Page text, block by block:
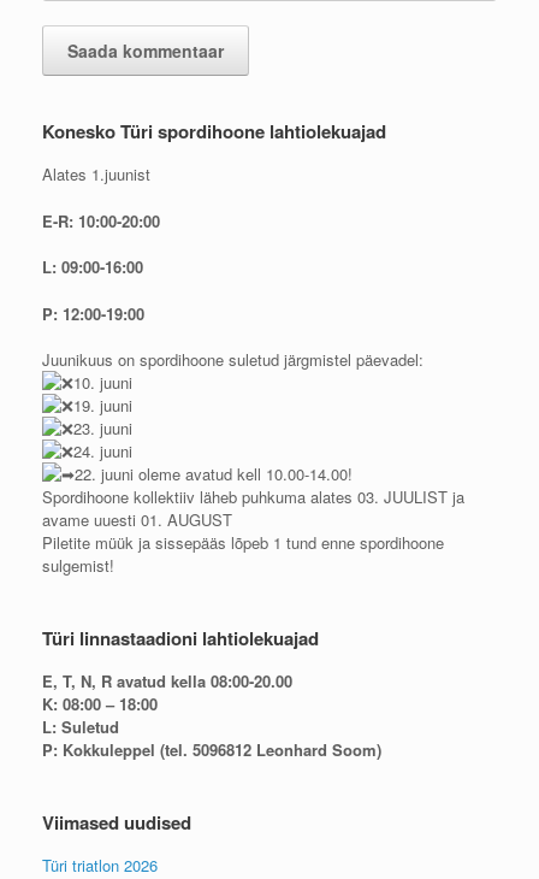
Konesko Türi spordihoone lahtiolekuajad
Alates 1.juunist
E-R: 10:00-20:00
L: 09:00-16:00
P: 12:00-19:00
Juunikuus on spordihoone suletud järgmistel päevadel:
10. juuni
19. juuni
23. juuni
24. juuni
22. juuni oleme avatud kell 10.00-14.00!
Spordihoone kollektiiv läheb puhkuma alates 03. JUULIST ja
avame uuesti 01. AUGUST
Piletite müük ja sissepääs lõpeb 1 tund enne spordihoone
sulgemist!
Türi linnastaadioni lahtiolekuajad
E, T, N, R avatud kella 08:00-20.00
K: 08:00 – 18:00
L: Suletud
P: Kokkuleppel (tel. 5096812 Leonhard Soom)
Viimased uudised
Türi triatlon 2026